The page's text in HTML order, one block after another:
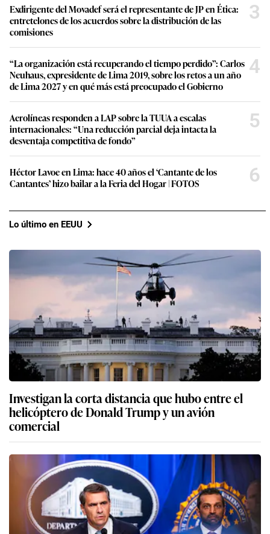
Exdirigente del Movadef será el representante de JP en Ética:
entretelones de los acuerdos sobre la distribución de las
comisiones
3
“La organización está recuperando el tiempo perdido”: Carlos
Neuhaus, expresidente de Lima 2019, sobre los retos a un año
de Lima 2027 y en qué más está preocupado el Gobierno
4
Aerolíneas responden a LAP sobre la TUUA a escalas
internacionales: “Una reducción parcial deja intacta la
desventaja competitiva de fondo”
5
Héctor Lavoe en Lima: hace 40 años el ‘Cantante de los
Cantantes’ hizo bailar a la Feria del Hogar | FOTOS
6
Lo último en EEUU
Investigan la corta distancia que hubo entre el
helicóptero de Donald Trump y un avión
comercial